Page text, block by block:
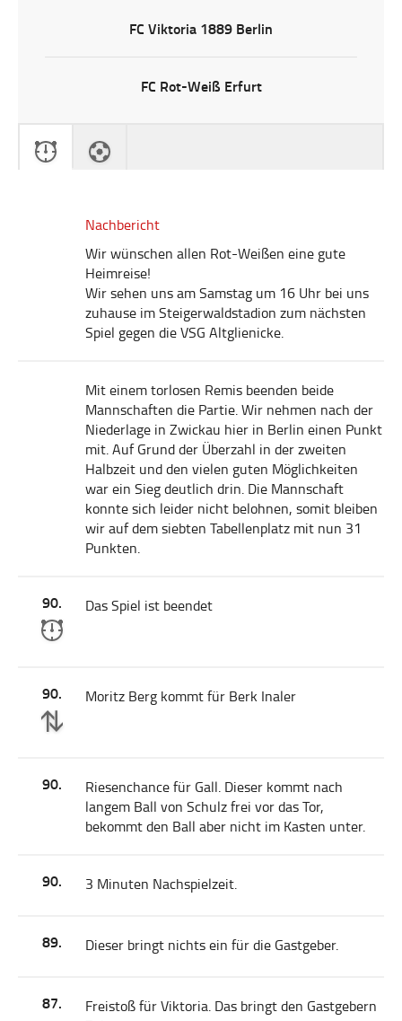
FC Viktoria 1889 Berlin
FC Rot-Weiß Erfurt
Nachbericht
Wir wünschen allen Rot-Weißen eine gute
Heimreise!
Wir sehen uns am Samstag um 16 Uhr bei uns
zuhause im Steigerwaldstadion zum nächsten
Spiel gegen die VSG Altglienicke.
Mit einem torlosen Remis beenden beide
Mannschaften die Partie. Wir nehmen nach der
Niederlage in Zwickau hier in Berlin einen Punkt
mit. Auf Grund der Überzahl in der zweiten
Halbzeit und den vielen guten Möglichkeiten
war ein Sieg deutlich drin. Die Mannschaft
konnte sich leider nicht belohnen, somit bleiben
wir auf dem siebten Tabellenplatz mit nun 31
Punkten.
90. Das Spiel ist beendet
90. Moritz Berg kommt für Berk Inaler
90.
Riesenchance für Gall. Dieser kommt nach
langem Ball von Schulz frei vor das Tor,
bekommt den Ball aber nicht im Kasten unter.
90. 3 Minuten Nachspielzeit.
89. Dieser bringt nichts ein für die Gastgeber.
87.
Freistoß für Viktoria. Das bringt den Gastgebern